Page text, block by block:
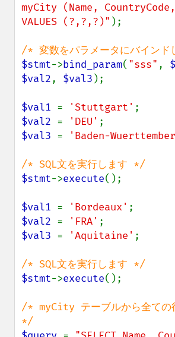
myCity (Name,
VALUES (?,?,?)" );
$stmt->bind_param( "sss" ,
$val2, $val3 );
$val1 = 'Stuttgart'
$val2 = 'DEU'
$val3 = 'Baden-
$stmt->execute();
$val1 = 'Bordeaux'
$val2 = 'FRA'
$val3 = 'Aquitaine' ;
$stmt->execute();
/* myCity テーブルから全ての